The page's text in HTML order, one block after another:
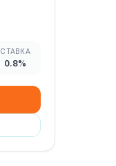
СТАВКА
0.8%